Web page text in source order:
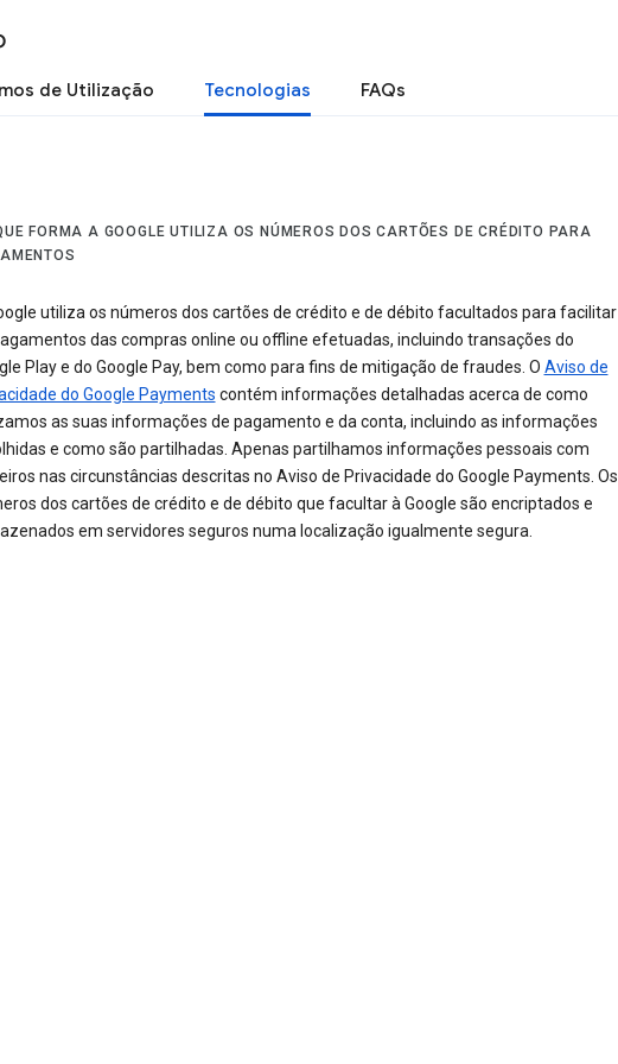
de Utilização Tecnologias FAQs
FORMA A GOOGLE UTILIZA OS NÚMEROS DOS CARTÕES DE CRÉDITO PARA
utiliza os números dos cartões de crédito e de débito facultados para facilitar
das compras online ou offline efetuadas, incluindo transações do
Play e do Google Pay, bem como para fins de mitigação de fraudes. O Aviso de
do Google Payments contém informações detalhadas acerca de como
as suas informações de pagamento e da conta, incluindo as informações
e como são partilhadas. Apenas partilhamos informações pessoais com
nas circunstâncias descritas no Aviso de Privacidade do Google Payments. Os
dos cartões de crédito e de débito que facultar à Google são encriptados e
em servidores seguros numa localização igualmente segura.